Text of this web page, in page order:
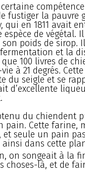
fustiger la pauvre
en 1811 avait
espèce de végétal.
poids de sirop.
et la
100 livres de
à 21 degrés.
du seigle et se
d’excellente
du chiendent
pain. Cette farine,
seule un pain
dans cette
on songeait à la
choses-là, et de